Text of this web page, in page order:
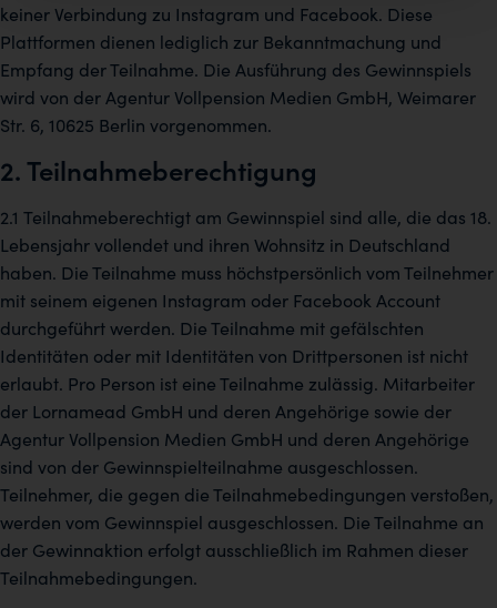
keiner Verbindung zu Instagram und Facebook. Diese
Plattformen dienen lediglich zur Bekanntmachung und
Empfang der Teilnahme. Die Ausführung des Gewinnspiels
wird von der Agentur Vollpension Medien GmbH, Weimarer
Str. 6, 10625 Berlin vorgenommen.
2. Teilnahmeberechtigung
2.1 Teilnahmeberechtigt am Gewinnspiel sind alle, die das 18.
Lebensjahr vollendet und ihren Wohnsitz in Deutschland
haben. Die Teilnahme muss höchstpersönlich vom Teilnehmer
mit seinem eigenen Instagram oder Facebook Account
durchgeführt werden. Die Teilnahme mit gefälschten
Identitäten oder mit Identitäten von Drittpersonen ist nicht
erlaubt. Pro Person ist eine Teilnahme zulässig. Mitarbeiter
der Lornamead GmbH und deren Angehörige sowie der
Agentur Vollpension Medien GmbH und deren Angehörige
sind von der Gewinnspielteilnahme ausgeschlossen.
Teilnehmer, die gegen die Teilnahmebedingungen verstoßen,
werden vom Gewinnspiel ausgeschlossen. Die Teilnahme an
der Gewinnaktion erfolgt ausschließlich im Rahmen dieser
Teilnahmebedingungen.